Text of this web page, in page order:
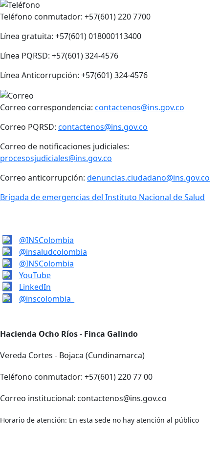
Teléfono conmutador: +57(601) 220 7700
Línea gratuita: +57(601) 018000113400
Línea PQRSD: +57(601) 324-4576
Línea Anticorrupción: +57(601) 324-4576
Correo correspondencia: contactenos@ins.gov.co
Correo PQRSD: contactenos@ins.gov.co
Correo de notificaciones judiciales:
procesosjudiciales@ins.gov.co
Correo anticorrupción: denuncias.ciudadano@ins.gov.co
Brigada de emergencias del Instituto Nacional de Salud
@INSColombia
@insaludcolombia
@INSColombia
YouTube
LinkedIn
@inscolombia_
Hacienda Ocho Ríos - Finca Galindo
Vereda Cortes - Bojaca (Cundinamarca)
Teléfono conmutador: +57(601) 220 77 00
Correo institucional: contactenos@ins.gov.co
Horario de atención: En esta sede no hay atención al público